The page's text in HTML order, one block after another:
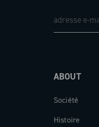
ABOUT
Société
Histoire